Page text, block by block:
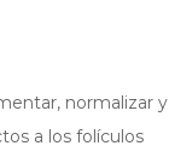
normalizar y
a los folículos